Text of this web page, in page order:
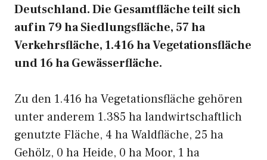
Deutschland. Die Gesamtfläche teilt sich
auf in 79 ha Siedlungsfläche, 57 ha
Verkehrsfläche, 1.416 ha Vegetationsfläche
und 16 ha Gewässerfläche.
Zu den 1.416 ha Vegetationsfläche gehören
unter anderem 1.385 ha landwirtschaftlich
genutzte Fläche, 4 ha Waldfläche, 25 ha
Gehölz, 0 ha Heide, 0 ha Moor, 1 ha